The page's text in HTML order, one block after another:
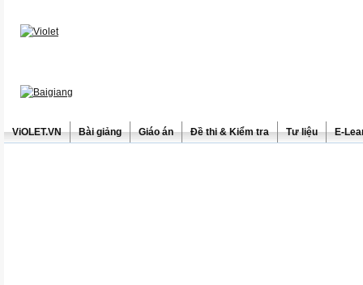
ViOLET.VN Bài giảng Giáo án Đề thi & Kiểm tra Tư liệu E-